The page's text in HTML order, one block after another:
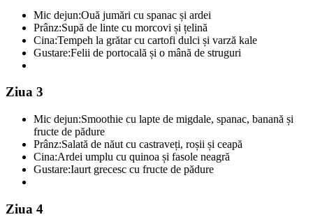
Mic dejun:Ouă jumări cu spanac și ardei
Prânz:Supă de linte cu morcovi și țelină
Cina:Tempeh la grătar cu cartofi dulci și varză kale
Gustare:Felii de portocală și o mână de struguri
Ziua 3
Mic dejun:Smoothie cu lapte de migdale, spanac, banană și
fructe de pădure
Prânz:Salată de năut cu castraveți, roșii și ceapă
Cina:Ardei umplu cu quinoa și fasole neagră
Gustare:Iaurt grecesc cu fructe de pădure
Ziua 4